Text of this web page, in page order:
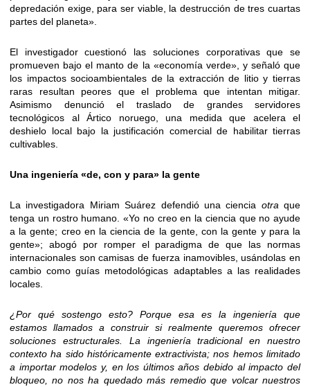
depredación exige, para ser viable, la destrucción de tres cuartas
partes del planeta».
El investigador cuestionó las soluciones corporativas que se
promueven bajo el manto de la «economía verde», y señaló que
los impactos socioambientales de la extracción de litio y tierras
raras resultan peores que el problema que intentan mitigar.
Asimismo denunció el traslado de grandes servidores
tecnológicos al Ártico noruego, una medida que acelera el
deshielo local bajo la justificación comercial de habilitar tierras
cultivables.
Una ingeniería «de, con y para» la gente
La investigadora Miriam Suárez defendió una ciencia otraque
tenga un rostro humano. «Yo no creo en la ciencia que no ayude
a la gente; creo en la ciencia de la gente, con la gente y para la
gente»; abogó por romper el paradigma de que las normas
internacionales son camisas de fuerza inamovibles, usándolas en
cambio como guías metodológicas adaptables a las realidades
locales.
¿Por qué sostengo esto? Porque esa es la ingeniería que
estamos llamados a construir si realmente queremos ofrecer
soluciones estructurales. La ingeniería tradicional en nuestro
contexto ha sido históricamente extractivista; nos hemos limitado
a importar modelos y, en los últimos años debido al impacto del
bloqueo, no nos ha quedado más remedio que volcar nuestros